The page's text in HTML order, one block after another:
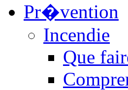
Pr�vention
Incendie
Que